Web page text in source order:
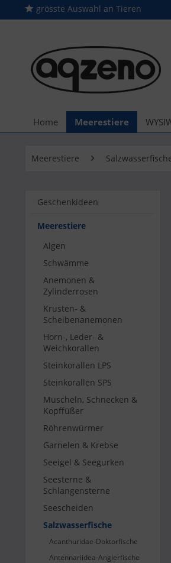
grösste Auswahl an Tieren
Home Meerestiere
Meerestiere
Geschenkideen
Meerestiere
Algen
Schwämme
Anemonen &
Zylinderrosen
Krusten- &
Scheibenanemonen
Horn-, Leder- &
Weichkorallen
Steinkorallen LPS
Steinkorallen SPS
Muscheln, Schnecken &
Kopffüßer
Röhrenwürmer
Garnelen & Krebse
Seeigel & Seegurken
Seesterne &
Schlangensterne
Seescheiden
Salzwasserfische
Acanthuridae-Doktorfische
Antennariidea-Anglerfische